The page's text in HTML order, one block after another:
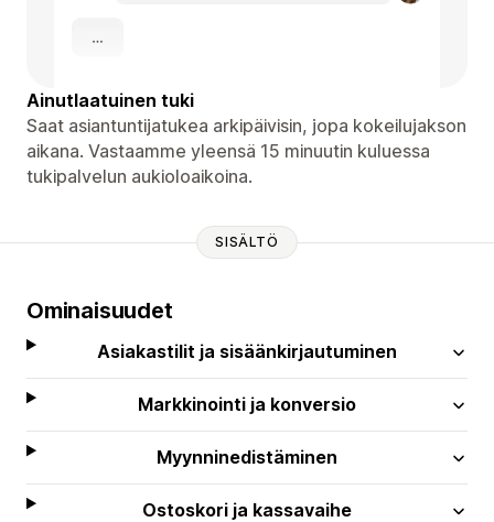
Ainutlaatuinen tuki
Saat asiantuntijatukea arkipäivisin, jopa kokeilujakson
aikana. Vastaamme yleensä 15 minuutin kuluessa
tukipalvelun aukioloaikoina.
SISÄLTÖ
Ominaisuudet
Asiakastilit ja sisäänkirjautuminen
Markkinointi ja konversio
Myynninedistäminen
Ostoskori ja kassavaihe